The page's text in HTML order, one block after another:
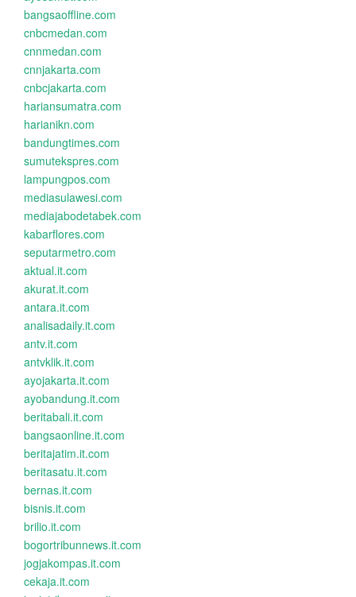
bangsaoffline.com
cnbcmedan.com
cnnmedan.com
cnnjakarta.com
cnbcjakarta.com
hariansumatra.com
harianikn.com
bandungtimes.com
sumutekspres.com
lampungpos.com
mediasulawesi.com
mediajabodetabek.com
kabarflores.com
seputarmetro.com
aktual.it.com
akurat.it.com
antara.it.com
analisadaily.it.com
antv.it.com
antvklik.it.com
ayojakarta.it.com
ayobandung.it.com
beritabali.it.com
bangsaonline.it.com
beritajatim.it.com
beritasatu.it.com
bernas.it.com
bisnis.it.com
brilio.it.com
bogortribunnews.it.com
jogjakompas.it.com
cekaja.it.com